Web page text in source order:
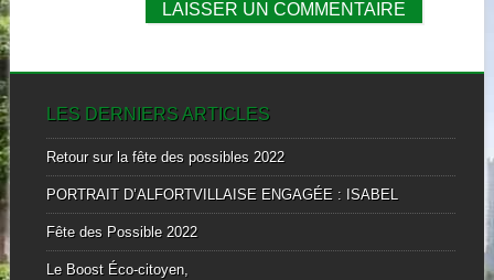
LES DERNIERS ARTICLES
Retour sur la fête des possibles 2022
PORTRAIT D’ALFORTVILLAISE ENGAGÉE : ISABEL
Fête des Possible 2022
Le Boost Éco-citoyen,